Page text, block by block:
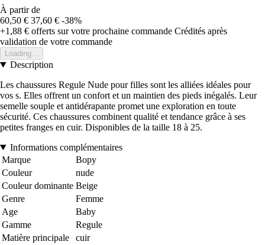
À partir de
60,50 € 37,60 € -38%
+1,88 € offerts sur votre prochaine commande Crédités après
validation de votre commande
Loading...
Description
Les chaussures Regule Nude pour filles sont les alliées idéales pour
vos s. Elles offrent un confort et un maintien des pieds inégalés. Leur
semelle souple et antidérapante promet une exploration en toute
sécurité. Ces chaussures combinent qualité et tendance grâce à ses
petites franges en cuir. Disponibles de la taille 18 à 25.
Informations complémentaires
Marque
Bopy
Couleur
nude
Couleur dominante Beige
Genre
Femme
Age
Baby
Gamme
Regule
Matière principale
cuir